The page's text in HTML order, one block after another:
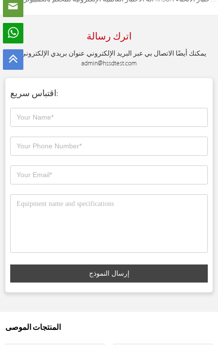
اترك رسالة
يمكنك أيضًا الاتصال بي عبر البريد الإلكتروني. عنوان بريدي الإلكتروني هو
admin@hssdtest.com
اقتباس سريع:
إرسال النموذج
المنتجات الموصى